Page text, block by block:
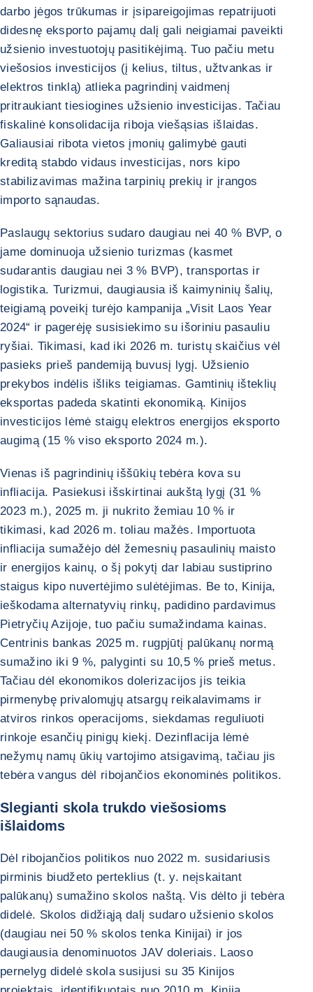
darbo jėgos trūkumas ir įsipareigojimas repatrijuoti
didesnę eksporto pajamų dalį gali neigiamai paveikti
užsienio investuotojų pasitikėjimą. Tuo pačiu metu
viešosios investicijos (į kelius, tiltus, užtvankas ir
elektros tinklą) atlieka pagrindinį vaidmenį
pritraukiant tiesiogines užsienio investicijas. Tačiau
fiskalinė konsolidacija riboja viešąsias išlaidas.
Galiausiai ribota vietos įmonių galimybė gauti
kreditą stabdo vidaus investicijas, nors kipo
stabilizavimas mažina tarpinių prekių ir įrangos
importo sąnaudas.
Paslaugų sektorius sudaro daugiau nei 40 % BVP, o
jame dominuoja užsienio turizmas (kasmet
sudarantis daugiau nei 3 % BVP), transportas ir
logistika. Turizmui, daugiausia iš kaimyninių šalių,
teigiamą poveikį turėjo kampanija „Visit Laos Year
2024“ ir pagerėję susisiekimo su išoriniu pasauliu
ryšiai. Tikimasi, kad iki 2026 m. turistų skaičius vėl
pasieks prieš pandemiją buvusį lygį. Užsienio
prekybos indėlis išliks teigiamas. Gamtinių išteklių
eksportas padeda skatinti ekonomiką. Kinijos
investicijos lėmė staigų elektros energijos eksporto
augimą (15 % viso eksporto 2024 m.).
Vienas iš pagrindinių iššūkių tebėra kova su
infliacija. Pasiekusi išskirtinai aukštą lygį (31 %
2023 m.), 2025 m. ji nukrito žemiau 10 % ir
tikimasi, kad 2026 m. toliau mažės. Importuota
infliacija sumažėjo dėl žemesnių pasaulinių maisto
ir energijos kainų, o šį pokytį dar labiau sustiprino
staigus kipo nuvertėjimo sulėtėjimas. Be to, Kinija,
ieškodama alternatyvių rinkų, padidino pardavimus
Pietryčių Azijoje, tuo pačiu sumažindama kainas.
Centrinis bankas 2025 m. rugpjūtį palūkanų normą
sumažino iki 9 %, palyginti su 10,5 % prieš metus.
Tačiau dėl ekonomikos dolerizacijos jis teikia
pirmenybę privalomųjų atsargų reikalavimams ir
atviros rinkos operacijoms, siekdamas reguliuoti
rinkoje esančių pinigų kiekį. Dezinflacija lėmė
nežymų namų ūkių vartojimo atsigavimą, tačiau jis
tebėra vangus dėl ribojančios ekonominės politikos.
Slegianti skola trukdo viešosioms
išlaidoms
Dėl ribojančios politikos nuo 2022 m. susidariusis
pirminis biudžeto perteklius (t. y. neįskaitant
palūkanų) sumažino skolos naštą. Vis dėlto ji tebėra
didelė. Skolos didžiąją dalį sudaro užsienio skolos
(daugiau nei 50 % skolos tenka Kinijai) ir jos
daugiausia denominuotos JAV doleriais. Laoso
pernelyg didelė skola susijusi su 35 Kinijos